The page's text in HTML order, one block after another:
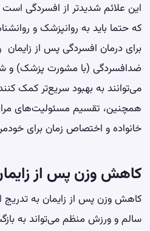
این علائم شدیدتر از افسردگی
که حتما باید به روانپزشک و
برایدرمان افسردگی پس از زایمان
ضدافسردگی (با مشورت پزشک) و
می‌توانند به بهبود سریع‌تر کمک
همچنین، تقسیم مسئولیت‌های
خانواده و اختصاص زمان برای
کاهش وزن پس از
کاهش وزن پس از زایمان به تدریج
سالم و ورزش منظم می‌تواند به